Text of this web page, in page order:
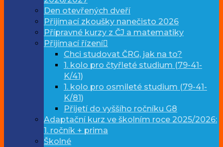
Den otevřených dveří
Přijímací zkoušky nanečisto 2026
Přípravné kurzy z ČJ a matematiky
Přijímací řízení
Chci studovat ČRG, jak na to?
1. kolo pro čtyřleté studium (79-41-
K/41)
1. kolo pro osmileté studium (79-41-
K/81)
Přijetí do vyššího ročníku G8
Adaptační kurz ve školním roce 2025/2026:
1. ročník + prima
Školné